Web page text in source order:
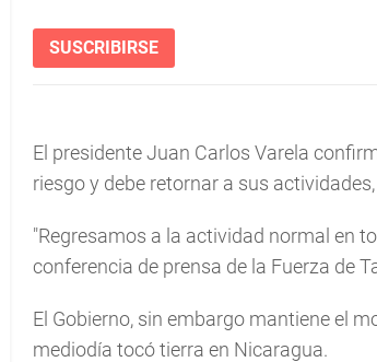
SUSCRIBIRSE
El presidente Juan Carlos Varela
riesgo y debe retornar a sus
"Regresamos a la actividad normal en
conferencia de prensa de la Fuerza de
El Gobierno, sin embargo mantiene el
mediodía tocó tierra en Nicaragua.